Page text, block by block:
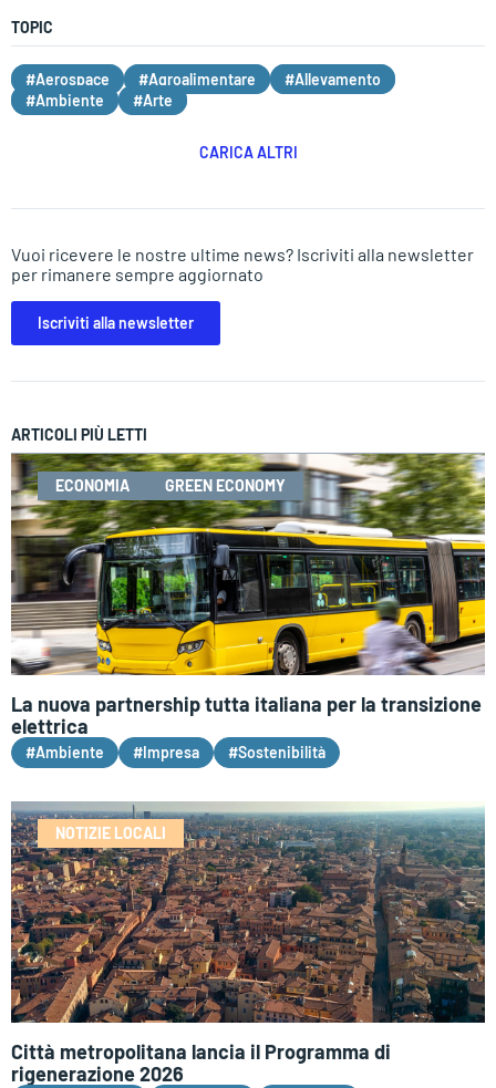
TOPIC
#Aerospace #Agroalimentare
#Allevamento
#Ambiente
#Arte
CARICA ALTRI
Vuoi ricevere le nostre ultime news? Iscriviti alla newsletter
per rimanere sempre aggiornato
Iscriviti alla newsletter
ARTICOLI PIÙ LETTI
ECONOMIA GREEN ECONOMY
La nuova partnership tutta italiana per la transizione
elettrica
#Ambiente #Impresa #Sostenibilità
NOTIZIE LOCALI
Città metropolitana lancia il Programma di
rigenerazione 2026